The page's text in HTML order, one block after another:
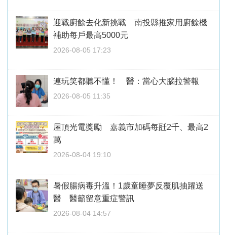
迎戰廚餘去化新挑戰 南投縣推家用廚餘機
補助每戶最高5000元
2026-08-05 17:23
連玩笑都聽不懂！ 醫：當心大腦拉警報
2026-08-05 11:35
屋頂光電獎勵 嘉義市加碼每瓩2千、最高2
萬
2026-08-04 19:10
暑假腸病毒升溫！1歲童睡夢反覆肌抽躍送
醫 醫籲留意重症警訊
2026-08-04 14:57